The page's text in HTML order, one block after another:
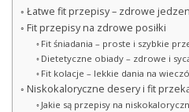
Łatwe fit przepisy – zdrowe
Fit przepisy na zdrowe posiłki
Fit śniadania – proste i szybkie
Dietetyczne obiady – zdrowe i
Fit kolacje – lekkie dania na
Niskokaloryczne desery i fit
Jakie są przepisy na